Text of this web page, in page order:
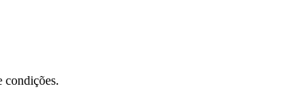
condições.